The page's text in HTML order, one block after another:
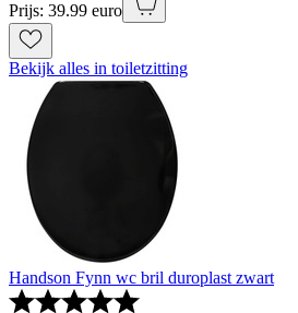
Prijs: 39.99 euro
Bekijk alles in toiletzitting
Handson Fynn wc bril duroplast zwart